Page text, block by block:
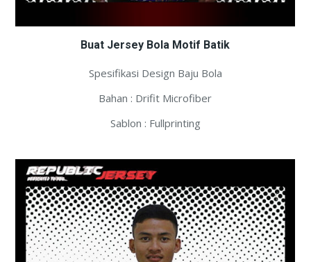
Buat Jersey Bola Motif Batik
Spesifikasi Design Baju Bola
Bahan : Drifit Microfiber
Sablon : Fullprinting